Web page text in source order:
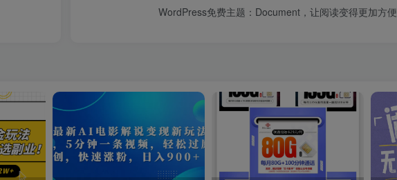
WordPress免费主题：Document，让阅读变得更加方便